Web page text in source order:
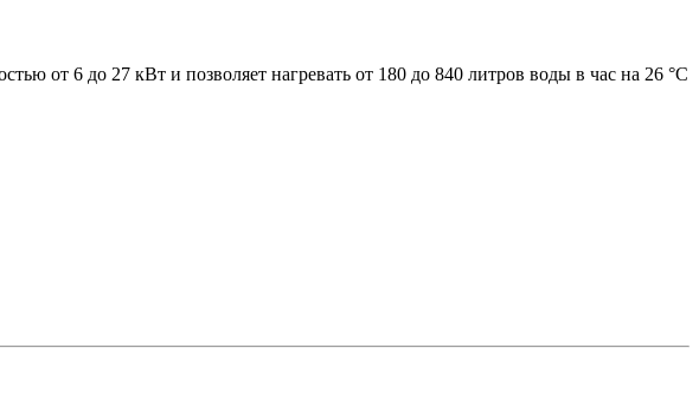
от 6 до 27 кВт и позволяет нагревать от 180 до 840 литров воды в час на 26 °C